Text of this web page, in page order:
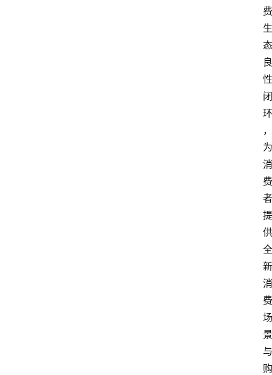
费
生
态
良
性
闭
环
，
为
消
费
者
提
供
全
新
消
费
场
景
与
购